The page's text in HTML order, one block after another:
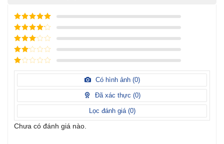
Được xếp
hạng
5
sao
Được xếp
hạng
sao
Được
xếp
hạng3
5 sao
Được
hạng
sao
Được
1
sao
Có hình ảnh (0)
Đã xác thực (0)
Lọc đánh giá (0)
Chưa có đánh giá nào.